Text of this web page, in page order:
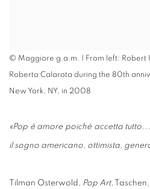
© Maggiore g.a.m. | From left: Robert
Roberta Calarota during the 80th
New York, NY, in 2008
«Pop è amore poiché accetta
il sogno americano, ottimista,
Tilman Osterwold, Pop Art,